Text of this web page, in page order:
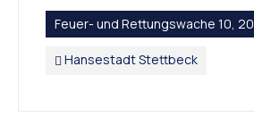
Feuer- und Rettungswache 10, 20
Hansestadt Stettbeck